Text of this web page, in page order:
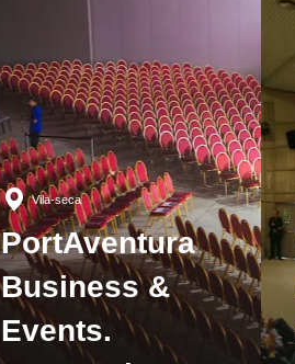
Vila-seca
PortAventura
Business &
Events.